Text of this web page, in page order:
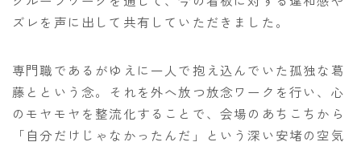
ズレを声に出して共有していただきました。
専門職であるがゆえに一人で抱え込んでいた孤独な葛
藤とという念。それを外へ放つ放念ワークを行い、心
のモヤモヤを整流化することで、会場のあちこちから
「自分だけじゃなかったんだ」という深い安堵の空気